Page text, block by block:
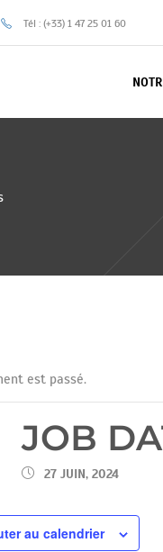
Tél : (+33) 1 47 25 01 60
est passé.
JOB
27 JUIN, 2024
au calendrier